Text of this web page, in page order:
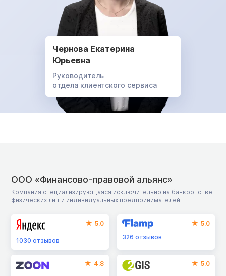
Чернова Екатерина
Юрьевна
Руководитель
отдела клиентского сервиса
ООО «Финансово-правовой альянс»
Компания специализирующаяся исключительно на банкротстве
физических лиц и индивидуальных предпринимателей
5.0
1030 отзывов
5.0
326отзывов
4.8 5.0